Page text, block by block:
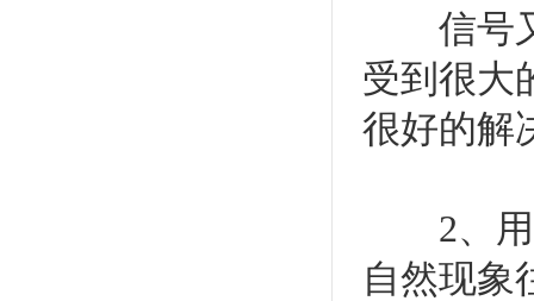
信号又
受到很大
很好的解
2、用
自然现象